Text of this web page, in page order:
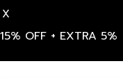
X
15% OFF + EXTRA 5%